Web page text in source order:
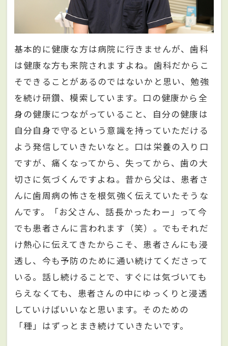
基本的に健康な方は病院に行きませんが、歯科
は健康な方も来院されますよね。歯科だからこ
そできることがあるのではないかと思い、勉強
を続け研鑽、模索しています。口の健康から全
身の健康につながっていること、自分の健康は
自分自身で守るという意識を持っていただける
よう発信していきたいなと。口は栄養の入り口
ですが、痛くなってから、失ってから、歯の大
切さに気づくんですよね。昔から父は、患者さ
んに歯周病の怖さを根気強く伝えていたそうな
んです。「お父さん、話長かったわー」って今
でも患者さんに言われます（笑）。でもそれだ
け熱心に伝えてきたからこそ、患者さんにも浸
透し、今も予防のために通い続けてくださって
いる。話し続けることで、すぐには気づいても
らえなくても、患者さんの中にゆっくりと浸透
していけばいいなと思います。そのための
「種」はずっとまき続けていきたいです。